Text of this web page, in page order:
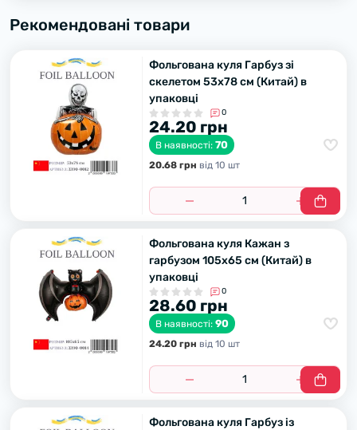
Рекомендовані товари
Фольгована куля Гарбуз зі
скелетом 53х78 см (Китай) в
упаковці
0
24.20 грн
В наявності: 70
20.68 грн вiд 10 шт
Фольгована куля Кажан з
гарбузом 105х65 см (Китай) в
упаковці
0
28.60 грн
В наявності: 90
24.20 грн вiд 10 шт
Фольгована куля Гарбуз із